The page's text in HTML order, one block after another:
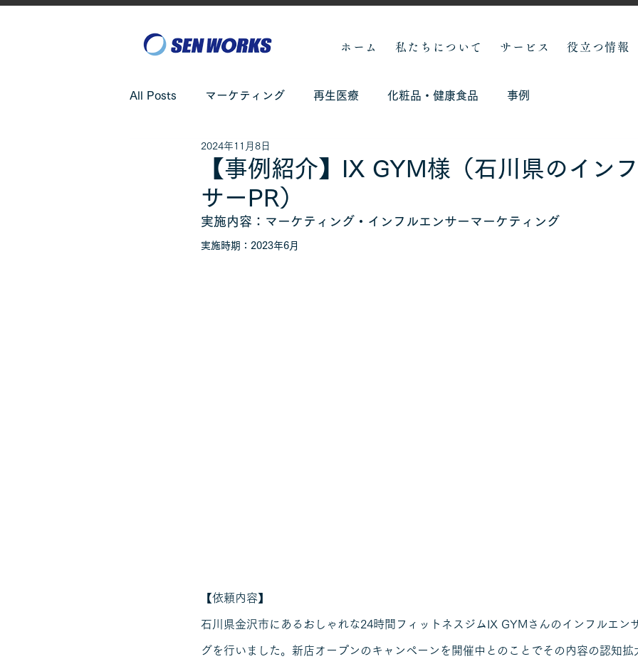
ホーム 私たちについて サービス 役立つ情報
All Posts マーケティング 再生医療 化粧品・健康食品 事例
【事例紹介】IX GYM様（石川県のイン
サーPR）
2024年11月8日
実施内容：マーケティング・インフルエンサーマーケティング
実施時期：2023年6月
【依頼内容】
石川県金沢市にあるおしゃれな24時間フィットネスジムIX GYMさんのインフルエン
グを行いました。新店オープンのキャンペーンを開催中とのことでその内容の認知拡